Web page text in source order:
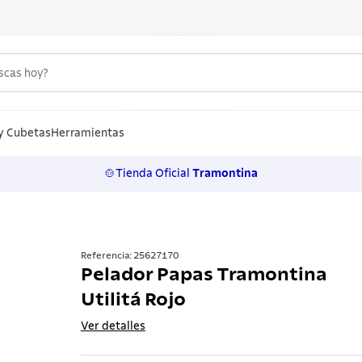
Cubetas Herramientas
🍲Tienda Oficial Tramontina
Referencia: 25627170
Pelador Papas Tramontina
Utilitá Rojo
Ver detalles